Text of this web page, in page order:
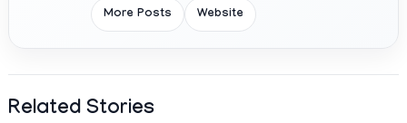
More Posts Website
Related Stories